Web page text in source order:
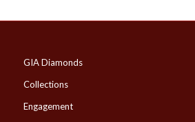
GIA Diamonds
Collections
Engagement